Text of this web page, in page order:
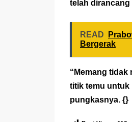
telah dirancang
READ
Bergerak
“Memang
titik temu untuk
pungkasnya. {}